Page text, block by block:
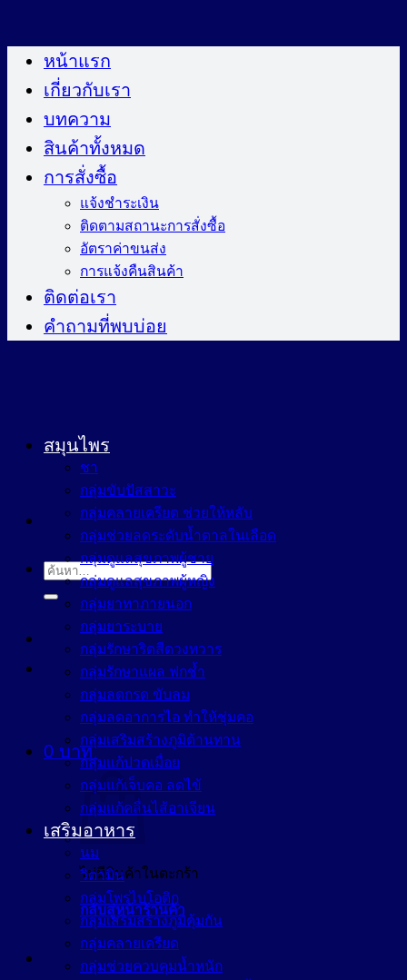
ไป
หน้าแรก
เกี่ยวกับเรา
บทความ
สินค้าทั้งหมด
การสั่งซื้อ
แจ้งชำระเงิน
ติดตามสถานะการสั่งซื้อ
อัตราค่าขนส่ง
การแจ้งคืนสินค้า
ติดต่อเรา
คำถามที่พบบ่อย
ค้นหา:
0 บาท
ไม่มีสินค้าในตะกร้า
กลับสู่หน้าร้านค้า
สมุนไพร
ชา
กลุ่มขับปัสสาวะ
กลุ่มคลายเครียด ช่วยให้หลับ
กลุ่มช่วยลดระดับน้ำตาลในเลือด
กลุ่มดูแลสุขภาพผู้ชาย
กลุ่มดูแลสุขภาพผู้หญิง
กลุ่มยาทาภายนอก
กลุ่มยาระบาย
กลุ่มรักษาริดสีดวงทวาร
กลุ่มรักษาแผล ฟกช้ำ
กลุ่มลดกรด ขับลม
กลุ่มลดอาการไอ ทำให้ชุ่มคอ
กลุ่มเสริมสร้างภูมิต้านทาน
กลุ่มแก้ปวดเมื่อย
กลุ่มแก้เจ็บคอ ลดไข้
กลุ่มแก้คลื่นไส้อาเจียน
เสริมอาหาร
นม
วิตามิน
กลุ่มโพรไบโอติก
กลุ่มเสริมสร้างภูมิคุ้มกัน
กลุ่มคลายเครียด
กลุ่มช่วยควบคุมน้ำหนัก